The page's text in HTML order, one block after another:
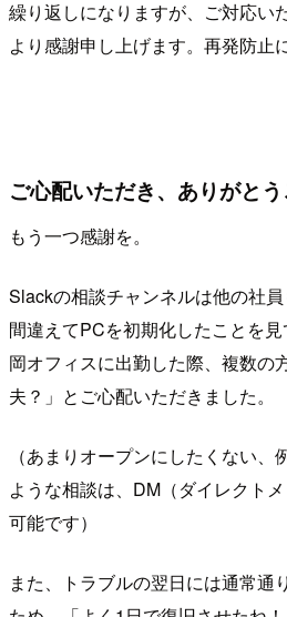
繰り返しになりますが、ご対応い
より感謝申し上げます。再発防止
ご心配いただき、ありがと
もう一つ感謝を。
Slackの相談チャンネルは他の社
間違えてPCを初期化したことを
岡オフィスに出勤した際、複数の
夫？」とご心配いただきました。
（あまりオープンにしたくない
ような相談は、DM（ダイレクト
可能です）
また、トラブルの翌日には通常通